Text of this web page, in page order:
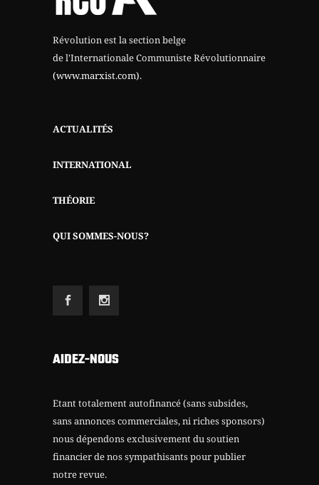
Révolution est la section belge
de l'Internationale Communiste Révolutionnaire
(www.marxist.com).
ACTUALITÉS
INTERNATIONAL
THÉORIE
QUI SOMMES-NOUS?
AIDEZ-NOUS
Etant totalement autofinancé (sans subsides,
sans annonces commerciales, ni riches sponsors)
nous dépendons exclusivement du soutien
financier de nos sympathisants pour publier
notre revue.